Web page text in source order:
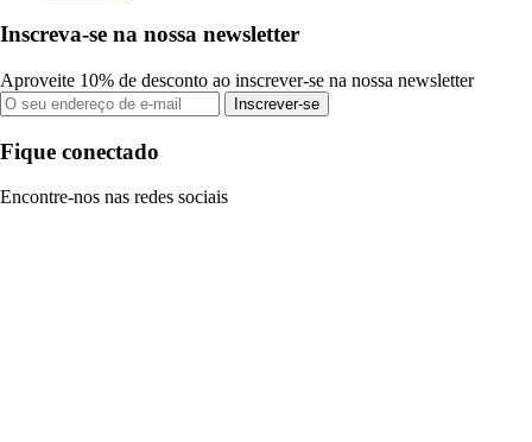
Inscreva-se na nossa newsletter
Aproveite 10% de desconto ao inscrever-se na nossa newsletter
Inscrever-se
Fique conectado
Encontre-nos nas redes sociais